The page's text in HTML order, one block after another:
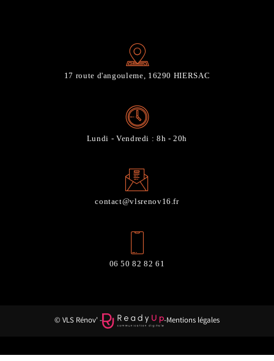
17 route d'angouleme, 16290 HIERSAC
Lundi - Vendredi : 8h - 20h
contact@vlsrenov16.fr
06 50 82 82 61
© VLS Rénov' - -Mentions légales